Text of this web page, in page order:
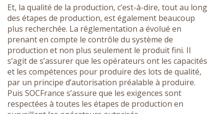
Et, la qualité de la production, c’est-à-dire, tout au long
des étapes de production, est également beaucoup
plus recherchée. La réglementation a évolué en
prenant en compte le contrôle du système de
production et non plus seulement le produit fini. Il
s’agit de s’assurer que les opérateurs ont les capacités
et les compétences pour produire des lots de qualité,
par un principe d’autorisation préalable à produire.
Puis SOCFrance s’assure que les exigences sont
respectées à toutes les étapes de production en